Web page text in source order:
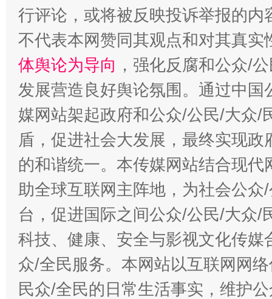
行评论，或将被反映投诉举报的
不代表本网赞同其观点和对其真实
体舆论为导向 ，强化反腐和公众/
发展营造良好舆论氛围。通过中
媒网站架起政府和公众/公民/大众/
盾，促进社会大发展，最终实现
的和谐统一。本传媒网站结合现
助全球互联网主阵地，为社会公
台，促进国际之间公众/公民/大众/
科技、健康、安全与影视文化传
众/全民服务。本网站以互联网网
民众/全民的日常生活事实，维护